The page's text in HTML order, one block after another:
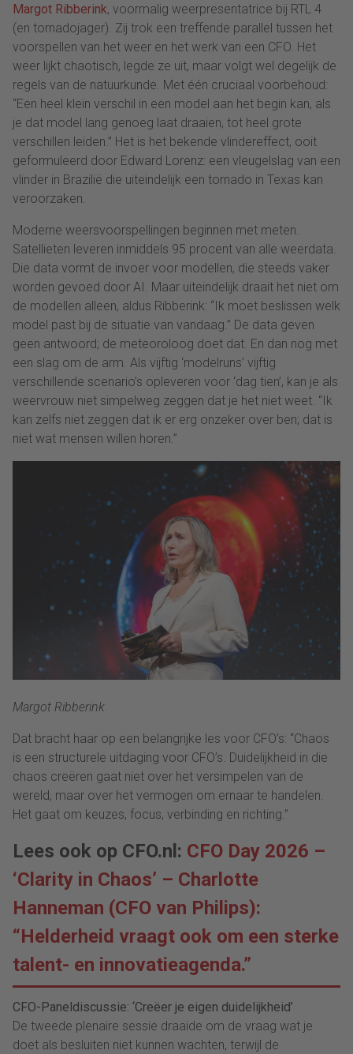
Margot Ribberink, voormalig weerpresentatrice bij RTL 4
(en tornadojager). Zij trok een treffende parallel tussen het
voorspellen van het weer en het werk van een CFO. Het
weer lijkt chaotisch, legde ze uit, maar volgt wel degelijk de
regels van de natuurkunde. Met één cruciaal voorbehoud:
“Een heel klein verschil in een model aan het begin kan, als
je dat model lang genoeg laat draaien, tot heel grote
verschillen leiden.” Het is het bekende vlindereffect, ooit
geformuleerd door Edward Lorenz: een vleugelslag van een
vlinder in Brazilië die uiteindelijk een tornado in Texas kan
veroorzaken.
Moderne weersvoorspellingen beginnen met meten.
Satellieten leveren inmiddels 95 procent van alle weerdata.
Die data vormt de invoer voor modellen, die steeds vaker
worden gevoed door AI. Maar uiteindelijk draait het niet om
de modellen alleen, aldus Ribberink: “Ik moet beslissen welk
model past bij de situatie van vandaag.” De data geven
geen antwoord; de meteoroloog doet dat. En dan nog met
een slag om de arm. Als vijftig ‘modelruns’ vijftig
verschillende scenario’s opleveren voor ‘dag tien’, kan je als
weervrouw niet simpelweg zeggen dat je het niet weet. “Ik
kan zelfs niet zeggen dat ik er erg onzeker over ben; dat is
niet wat mensen willen horen.”
Margot Ribberink
Dat bracht haar op een belangrijke les voor CFO’s: “Chaos
is een structurele uitdaging voor CFO’s. Duidelijkheid in die
chaos creëren gaat niet over het versimpelen van de
wereld, maar over het vermogen om ernaar te handelen.
Het gaat om keuzes, focus, verbinding en richting.”
Lees ook op CFO.nl: CFO Day 2026 –
‘Clarity in Chaos’ – Charlotte
Hanneman (CFO van Philips):
“Helderheid vraagt ook om een sterke
talent- en innovatieagenda.”
CFO-Paneldiscussie: ‘Creëer je eigen duidelijkheid’
De tweede plenaire sessie draaide om de vraag wat je
doet als besluiten niet kunnen wachten, terwijl de